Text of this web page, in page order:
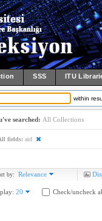
SSS ITU
within
searched: All Collections
fields: aid
by: Relevance
20 Check/uncheck